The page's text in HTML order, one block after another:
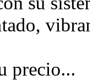
precio...